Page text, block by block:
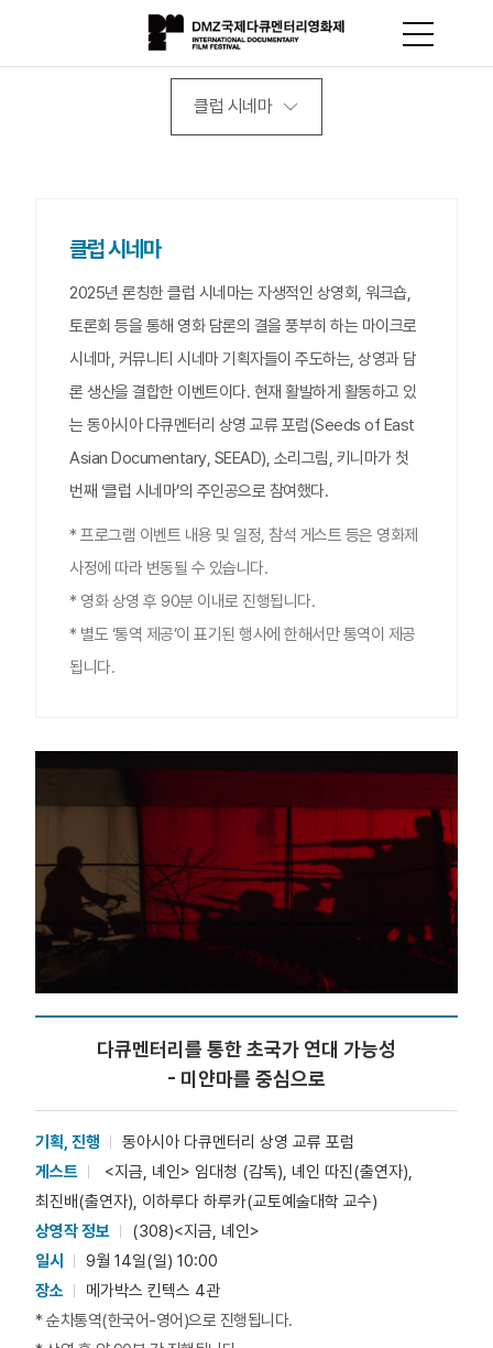
클럽 시네마
클럽 시네마
2025년 론칭한 클럽 시네마는 자생적인 상영회, 워크숍,
토론회 등을 통해 영화 담론의 결을 풍부히 하는 마이크로
시네마, 커뮤니티 시네마 기획자들이 주도하는, 상영과 담
론 생산을 결합한 이벤트이다. 현재 활발하게 활동하고 있
는 동아시아 다큐멘터리 상영 교류 포럼(Seeds of East
Asian Documentary, SEEAD), 소리그림, 키니마가 첫
번째 ‘클럽 시네마’의 주인공으로 참여했다.
* 프로그램 이벤트 내용 및 일정, 참석 게스트 등은 영화제
사정에 따라 변동될 수 있습니다.
* 영화 상영 후 90분 이내로 진행됩니다.
* 별도 ‘통역 제공’이 표기된 행사에 한해서만 통역이 제공
됩니다.
다큐멘터리를 통한 초국가 연대 가능성
- 미얀마를 중심으로
기획, 진행
동아시아 다큐멘터리 상영 교류 포럼
게스트
<지금, 녜인> 임대청 (감독), 녜인 따진(출연자),
최진배(출연자), 이하루다 하루카(교토예술대학 교수)
상영작 정보
(308)<지금, 녜인>
일시
9월 14일(일) 10:00
장소
메가박스 킨텍스 4관
* 순차통역(한국어-영어)으로 진행됩니다.